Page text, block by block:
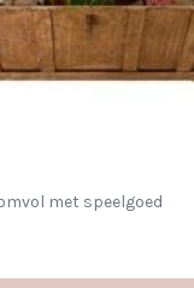
met speelgoed